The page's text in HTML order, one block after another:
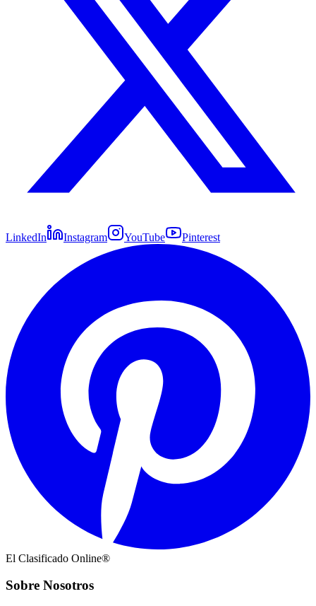
LinkedIn Instagram YouTube Pinterest
El Clasificado Online®
Sobre Nosotros